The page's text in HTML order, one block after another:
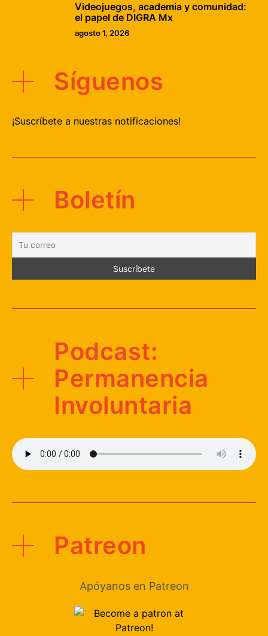
Videojuegos, academia y comunidad:
el papel de DIGRA Mx
agosto 1, 2026
Síguenos
¡Suscríbete a nuestras notificaciones!
Boletín
Podcast:
Permanencia
Involuntaria
Patreon
Apóyanos en Patreon